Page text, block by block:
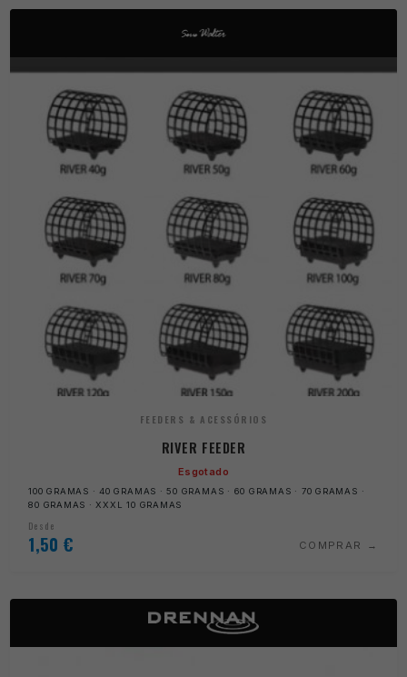
FEEDERS & ACESSÓRIOS
RIVER FEEDER
Esgotado
100 GRAMAS · 40 GRAMAS · 50 GRAMAS · 60 GRAMAS · 70 GRAMAS ·
80 GRAMAS · XXXL 10 GRAMAS
Desde
1,50 € COMPRAR